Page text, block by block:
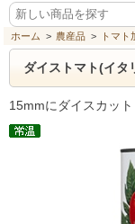
ホーム > 農産品 > トマト
ダイストマト(イタ
15mmにダイスカッ